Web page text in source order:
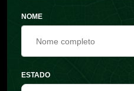
NOME
ESTADO